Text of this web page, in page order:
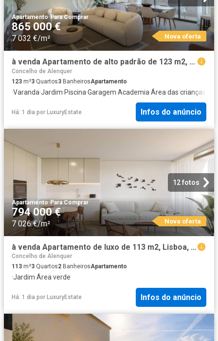
Apartamento·Para Comprar
865 000 €
7 032 €/m² Nova oferta
à venda Apartamento de alto padrão de 123 m2, Lisboa, Portugal
Concelho de Alenquer
123 m²3 Quartos3 BanheirosApartamento
·Varanda·Jardim·Piscina·Garagem·Academia·Área das crianças
Há: 1 dia por LuxuryEstate Infos do anúncio
12 fotos
Apartamento·Para Comprar
794 000 €
7 026 €/m² Nova oferta
à venda Apartamento de luxo de 113 m2, Lisboa, Portugal
Concelho de Alenquer
113 m²3 Quartos2 BanheirosApartamento
·Jardim·Área verde
Há: 1 dia por LuxuryEstate Infos do anúncio